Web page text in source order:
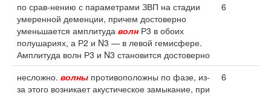
по срав-нению с параметрами ЗВП на стадии
умеренной деменции, причем достоверно
уменьшается амплитуда волн Р3 в обоих
полушариях, а Р2 и N3 — в левой гемисфере.
Амплитуда волн Р3 и N3 становится достоверно
6
несложно. волны противоположны по фазе, из-
за этого возникает акустическое замыкание, при
6